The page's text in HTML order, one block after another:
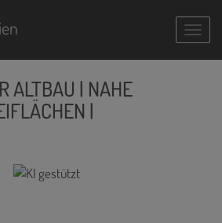
ALTBAU | NAHE
|